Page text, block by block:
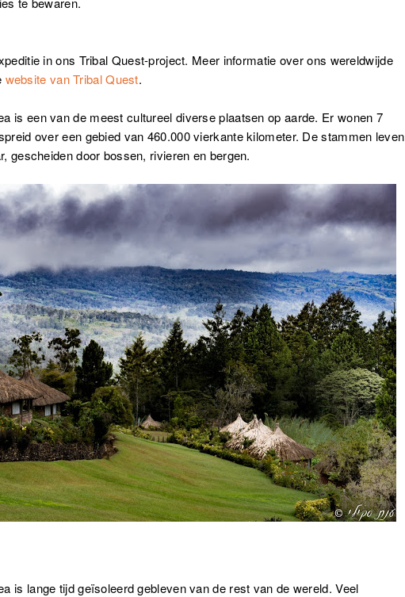
in ons Tribal Quest-project. Meer informatie over ons wereldwijde
website van Tribal Quest.
is een van de meest cultureel diverse plaatsen op aarde. Er wonen 7
over een gebied van 460.000 vierkante kilometer. De stammen leven
gescheiden door bossen, rivieren en bergen.
is lange tijd geïsoleerd gebleven van de rest van de wereld. Veel